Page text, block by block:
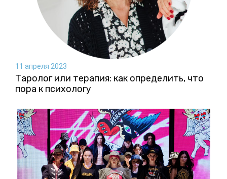
11 апреля 2023
Таролог или терапия: как определить, что
пора к психологу